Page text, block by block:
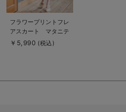
商
品
詳
を
フラワープリントフレ
アスカート マタニテ
ィ・産後【出産後も長
￥5,990 (税込)